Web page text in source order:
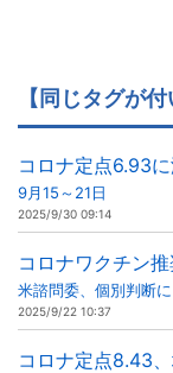
【同じタグが付
コロナ定点6.93
9月15～21日
2025/9/30 09:14
コロナワクチン
米諮問委、個別判断に
2025/9/22 10:37
コロナ定点8.43